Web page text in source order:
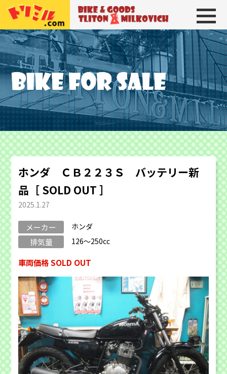
トリトン＆ミルコビッチ BIKE＆
ホンダ ＣＢ２２３Ｓ バッテリー新
品［ SOLD OUT ］
2025.1.27
メーカー ホンダ
排気量 126～250cc
車両価格 SOLD OUT